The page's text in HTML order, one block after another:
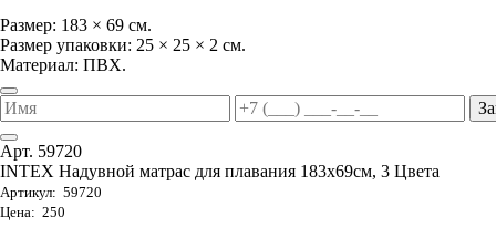
Размер: 183 × 69 см.
Размер упаковки: 25 × 25 × 2 см.
Материал: ПВХ.
Арт. 59720
INTEX Надувной матрас для плавания 183х69см, 3 Цвета
Артикул: 59720
Цена: 250